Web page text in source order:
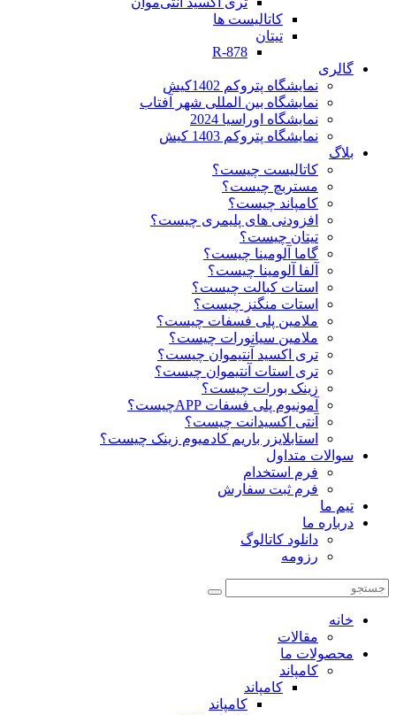
کاتالیست ها
تیتان
R-878
گالری
نمایشگاه پتروکم 1402کیش
نمایشگاه بین المللی شهر آفتاب
نمایشگاه اوراسیا 2024
نمایشگاه پتروکم 1403 کیش
بلاگ
کاتالیست چیست؟
مستربچ چیست؟
کامپاند چیست؟
افزودنی های پلیمری چیست؟
تیتان چیست؟
گاما آلومینا چیست؟
آلفا آلومینا چیست؟
استات کبالت چیست؟
استات منگنز چیست؟
ملامین پلی فسفات چیست؟
ملامین سیانورات چیست؟
تری اکسید آنتیموان چیست؟
تری استات آنتیموان چیست؟
زینک بورات چیست؟
آمونیوم پلی فسفات APPچیست؟
آنتی اکسیدانت چیست؟
استابلایزر باریم کادمیوم زینک چیست؟
سوالات متداول
فرم استخدام
فرم ثبت سفارش
تیم ما
درباره ما
دانلود کاتالوگ
رزومه
خانه
مقالات
محصولات ما
کامپاند
کامپاند
کامپاند